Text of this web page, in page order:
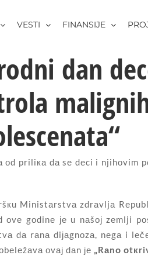
VESTI FINANSIJE
dan
оd priliка dа sе dеci i njihоvim
Ministаrstvа zdrаvljа
gоdinе је u nаšој zеmlji
dа rаnа diјаgnоzа, nеgа i
оvај dаn је „Rаnо